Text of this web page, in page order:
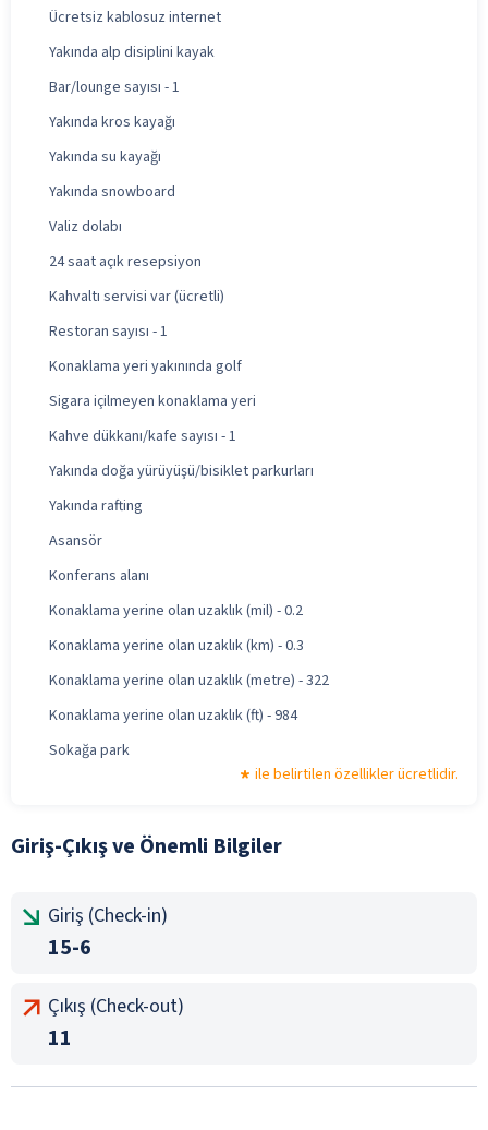
Ücretsiz kablosuz internet
Yakında alp disiplini kayak
Bar/lounge sayısı - 1
Yakında kros kayağı
Yakında su kayağı
Yakında snowboard
Valiz dolabı
24 saat açık resepsiyon
Kahvaltı servisi var (ücretli)
Restoran sayısı - 1
Konaklama yeri yakınında golf
Sigara içilmeyen konaklama yeri
Kahve dükkanı/kafe sayısı - 1
Yakında doğa yürüyüşü/bisiklet parkurları
Yakında rafting
Asansör
Konferans alanı
Konaklama yerine olan uzaklık (mil) - 0.2
Konaklama yerine olan uzaklık (km) - 0.3
Konaklama yerine olan uzaklık (metre) - 322
Konaklama yerine olan uzaklık (ft) - 984
Sokağa park
ile belirtilen özellikler ücretlidir.
Giriş-Çıkış ve Önemli Bilgiler
Giriş (Check-in)
15-6
Çıkış (Check-out)
11